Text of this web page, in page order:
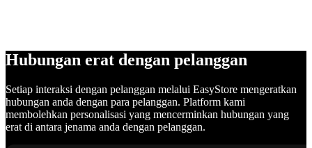
Hubungan erat dengan pelanggan
Setiap interaksi dengan pelanggan melalui EasyStore mengeratkan
hubungan anda dengan para pelanggan. Platform kami
membolehkan personalisasi yang mencerminkan hubungan yang
erat di antara jenama anda dengan pelanggan.